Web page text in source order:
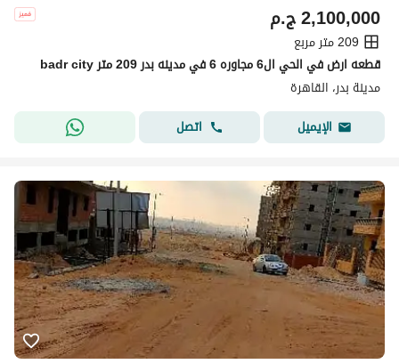
ج.م2,100,000
209 متر مربع
قطعه ارض في الحي ال6 مجاوره 6 في مدينه بدر 209 متر badr city
مدينة بدر، القاهرة
الإيميل
اتصل